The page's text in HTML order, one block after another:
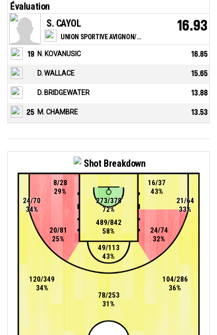
Évaluation
UNION SPORTIVE AVIGNON/PONTET
S. CAYOL 16.93
19 N. KOVANUSIC 16.85
D. WALLACE 15.65
D. BRIDGEWATER 13.88
25 M. CHAMBRE 13.53
Shot Breakdown
49/113
43%
20/81
25%
8/28
29%
24/74
32%
16/37
43%
489/842
58%
273/378
72%
78/253
31%
120/349
34%
24/70
34%
104/286
36%
21/64
33%